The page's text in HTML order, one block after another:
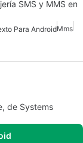
SMS y MMS en
Para AndroidMms
de Systems